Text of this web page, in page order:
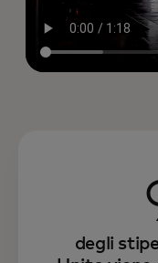
degli